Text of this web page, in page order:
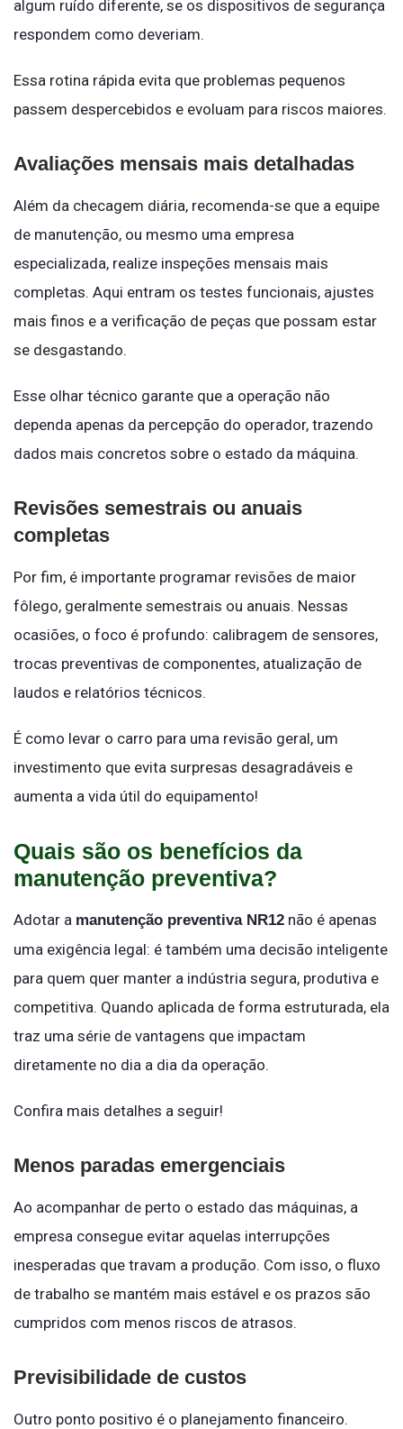
algum ruído diferente, se os dispositivos de segurança
respondem como deveriam.
Essa rotina rápida evita que problemas pequenos
passem despercebidos e evoluam para riscos maiores.
Avaliações mensais mais detalhadas
Além da checagem diária, recomenda-se que a equipe
de manutenção, ou mesmo uma empresa
especializada, realize inspeções mensais mais
completas. Aqui entram os testes funcionais, ajustes
mais finos e a verificação de peças que possam estar
se desgastando.
Esse olhar técnico garante que a operação não
dependa apenas da percepção do operador, trazendo
dados mais concretos sobre o estado da máquina.
Revisões semestrais ou anuais
completas
Por fim, é importante programar revisões de maior
fôlego, geralmente semestrais ou anuais. Nessas
ocasiões, o foco é profundo: calibragem de sensores,
trocas preventivas de componentes, atualização de
laudos e relatórios técnicos.
É como levar o carro para uma revisão geral, um
investimento que evita surpresas desagradáveis e
aumenta a vida útil do equipamento!
Quais são os benefícios da
manutenção preventiva?
Adotar a manutenção preventiva NR12 não é apenas
uma exigência legal: é também uma decisão inteligente
para quem quer manter a indústria segura, produtiva e
competitiva. Quando aplicada de forma estruturada, ela
traz uma série de vantagens que impactam
diretamente no dia a dia da operação.
Confira mais detalhes a seguir!
Menos paradas emergenciais
Ao acompanhar de perto o estado das máquinas, a
empresa consegue evitar aquelas interrupções
inesperadas que travam a produção. Com isso, o fluxo
de trabalho se mantém mais estável e os prazos são
cumpridos com menos riscos de atrasos.
Previsibilidade de custos
Outro ponto positivo é o planejamento financeiro.